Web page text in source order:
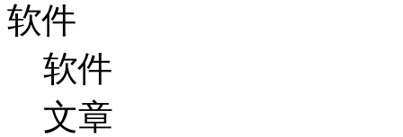
软件
软件
文章